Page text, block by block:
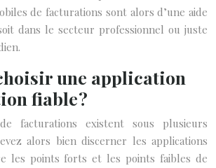
de facturations sont alors d’une aide
dans le secteur professionnel ou juste
une application
fiable ?
facturations existent sous plusieurs
alors bien discerner les applications
les points forts et les points faibles de